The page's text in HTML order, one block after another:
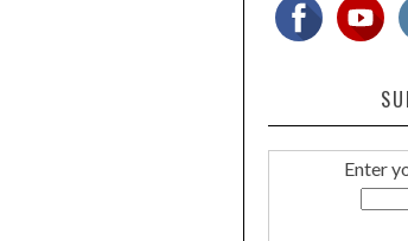
Enter